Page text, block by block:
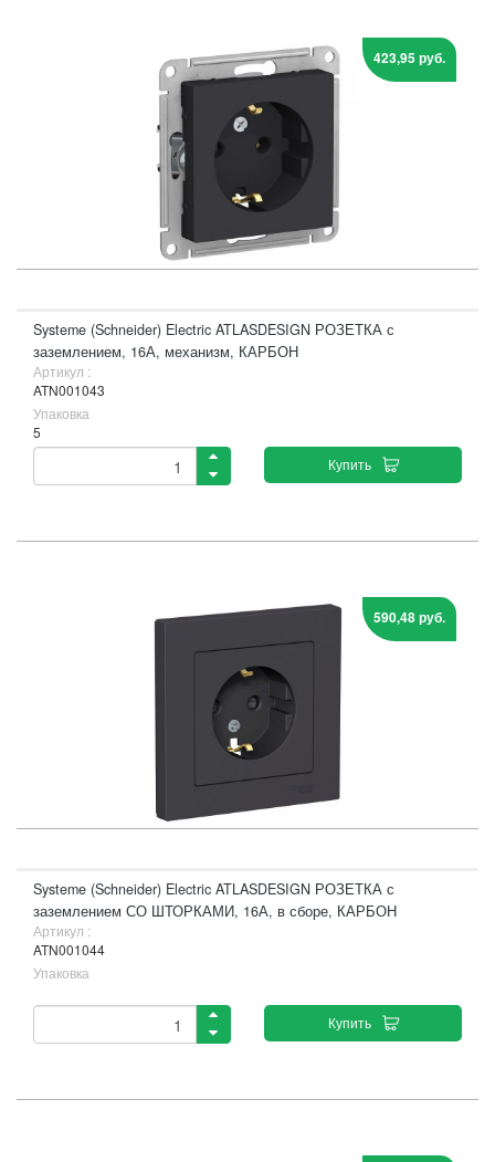
423,95 руб.
Systeme (Schneider) Electric ATLASDESIGN РОЗЕТКА с
заземлением, 16А, механизм, КАРБОН
Артикул :
ATN001043
Упаковка
5
Купить
590,48 руб.
Systeme (Schneider) Electric ATLASDESIGN РОЗЕТКА с
заземлением СО ШТОРКАМИ, 16А, в сборе, КАРБОН
Артикул :
ATN001044
Упаковка
Купить